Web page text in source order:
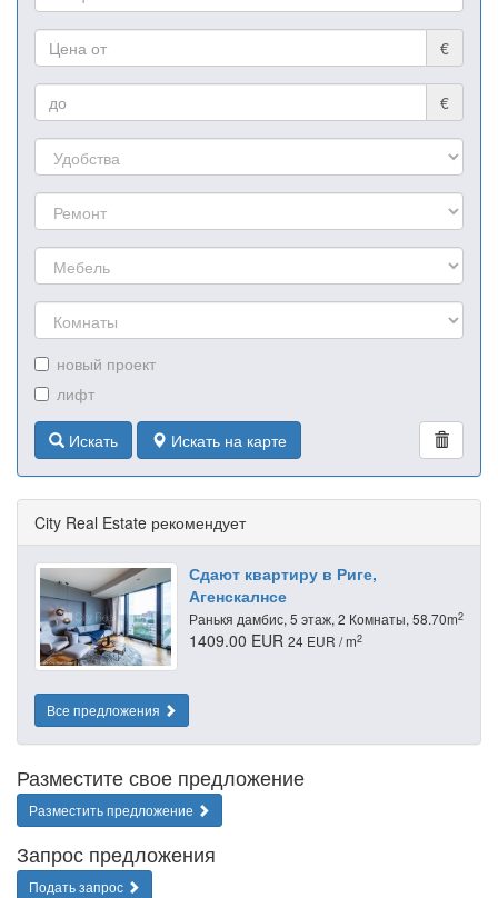
€
€
новый проект
лифт
Искать Искать на карте
City Real Estate рекомендует
Сдают квартиру в Риге,
Агенскалнсе
Ранькя дамбис, 5 этаж, 2 Комнаты, 58.70m2
1409.00 EUR 24 EUR / m2
Все предложения
Разместите свое предложение
Разместить предложение
Запрос предложения
Подать запрос